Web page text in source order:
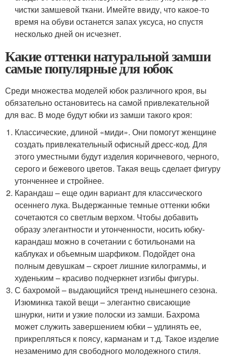
чистки замшевой ткани. Имейте ввиду, что какое-то
время на обуви останется запах уксуса, но спустя
несколько дней он исчезнет.
Какие оттенки натуральной замши
самые популярные для юбок
Среди множества моделей юбок различного кроя, вы
обязательно остановитесь на самой привлекательной
для вас. В моде будут юбки из замши такого кроя:
Классические, длиной «миди». Они помогут женщине
создать привлекательный офисный дресс-код. Для
этого уместными будут изделия коричневого, черного,
серого и бежевого цветов. Такая вещь сделает фигуру
утонченнее и стройнее.
Карандаш – еще один вариант для классического
осеннего лука. Выдержанные темные оттенки юбки
сочетаются со светлым верхом. Чтобы добавить
образу элегантности и утонченности, носить юбку-
карандаш можно в сочетании с ботильонами на
каблуках и объемным шарфиком. Подойдет она
полным девушкам – скроет лишние килограммы, и
худеньким – красиво подчеркнет изгибы фигуры.
С бахромой – выдающийся тренд нынешнего сезона.
Изюминка такой вещи – элегантно свисающие
шнурки, нити и узкие полоски из замши. Бахрома
может служить завершением юбки – удлинять ее,
прикрепляться к поясу, карманам и т.д. Такое изделие
незаменимо для свободного молодежного стиля.